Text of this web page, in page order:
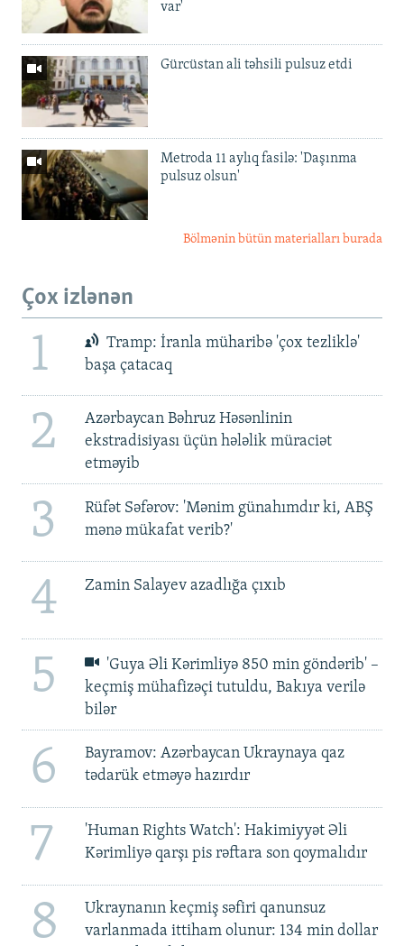
var'
Gürcüstan ali təhsili pulsuz etdi
Metroda 11 aylıq fasilə: 'Daşınma
pulsuz olsun'
Bölmənin bütün materialları burada
Çox izlənən
1
Tramp: İranla müharibə 'çox tezliklə'
başa çatacaq
2
Azərbaycan Bəhruz Həsənlinin
ekstradisiyası üçün hələlik müraciət
etməyib
3
Rüfət Səfərov: 'Mənim günahımdır ki, ABŞ
mənə mükafat verib?'
4 Zamin Salayev azadlığa çıxıb
5
'Guya Əli Kərimliyə 850 min göndərib' –
keçmiş mühafizəçi tutuldu, Bakıya verilə
bilər
6
Bayramov: Azərbaycan Ukraynaya qaz
tədarük etməyə hazırdır
7
'Human Rights Watch': Hakimiyyət Əli
Kərimliyə qarşı pis rəftara son qoymalıdır
8
Ukraynanın keçmiş səfiri qanunsuz
varlanmada ittiham olunur: 134 min dollar